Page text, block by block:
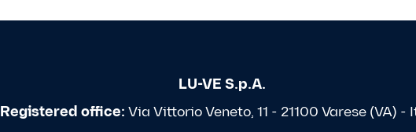
LU-VE S.p.A.
Registered office: Via Vittorio Veneto, 11 - 21100 Varese (VA) -